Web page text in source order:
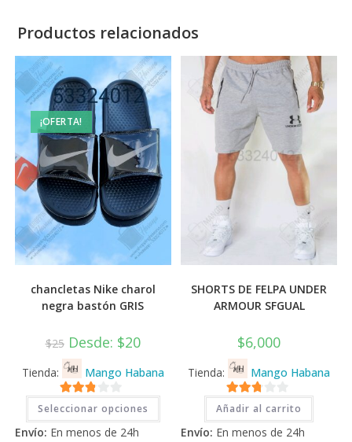
Productos relacionados
¡OFERTA!
chancletas Nike charol
negra bastón GRIS
$25 Desde: $20
Tienda: Mango Habana
2.71
de 5
Seleccionar opciones
Este
tiene
múltiples
Envío: En menos de 24h
SHORTS DE FELPA UNDER
ARMOUR SFGUAL
$6,000
Tienda: Mango Habana
2.71
de 5
Añadir al carrito
Envío: En menos de 24h